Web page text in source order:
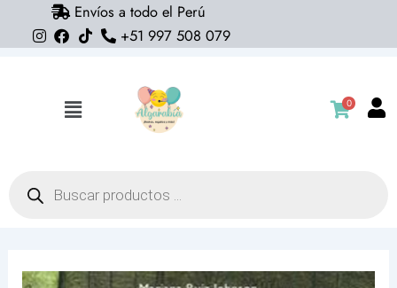
Envíos a todo el Perú
+51 997 508 079
Flyout
0
productos
Libro